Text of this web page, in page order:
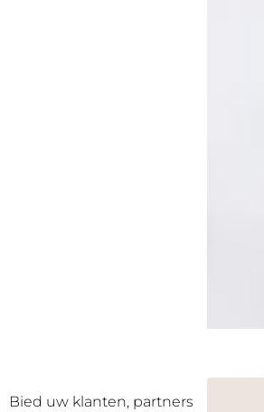
Bied uw klanten, partners